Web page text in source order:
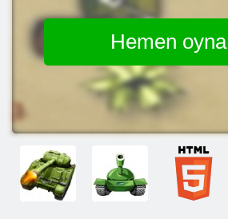
Hemen oyna